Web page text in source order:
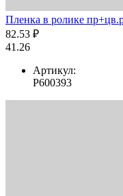
Пленка в ролике
82.53 ₽
41.26
Артикул:
Р600393